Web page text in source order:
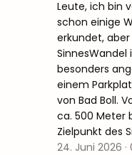
Leute, ich bin
schon einige
erkundet,
SinnesWandel
besonders
einem
von Bad Boll.
ca. 500 Meter
Zielpunkt des
24. Juni 2026 ·